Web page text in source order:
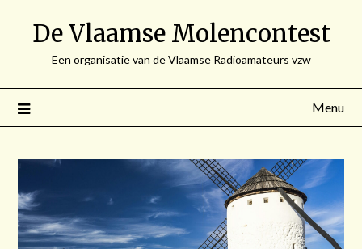
De Vlaamse Molencontest
Een organisatie van de Vlaamse Radioamateurs vzw
Menu